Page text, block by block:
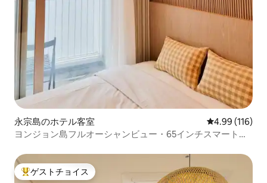
永宗島のホテル客室 レビュー116
4.99 (116)
ヨンジョン島フルオーシャンビュー・65インチスマートテ
行き届いた宿泊施設・マーシャルスピーカー
大好評のゲストチョイスです。
ゲストチョイス